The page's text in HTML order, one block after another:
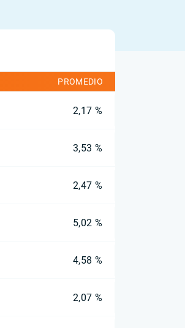
PROMEDIO
2,17 %
3,53 %
2,47 %
5,02 %
4,58 %
2,07 %